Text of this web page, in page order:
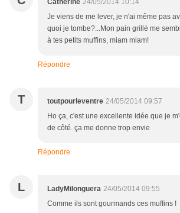
Catherine 24/05/2014 10:14
Je viens de me lever, je n'ai même pas
quoi je tombe?...Mon pain grillé me
à tes petits muffins, miam miam!
Répondre
T toutpourleventre 24/05/2014 09:57
Ho ça, c'est une excellente idée que je
de côté. ça me donne trop envie
Répondre
L LadyMilonguera 24/05/2014 09:55
Comme ils sont gourmands ces muffins !